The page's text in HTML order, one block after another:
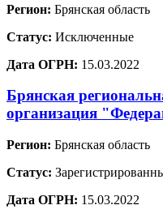
Регион: Брянская область
Статус: Исключенные
Дата ОГРН: 15.03.2022
Брянская
организация
Регион: Брянская область
Статус:
Дата ОГРН: 15.03.2022